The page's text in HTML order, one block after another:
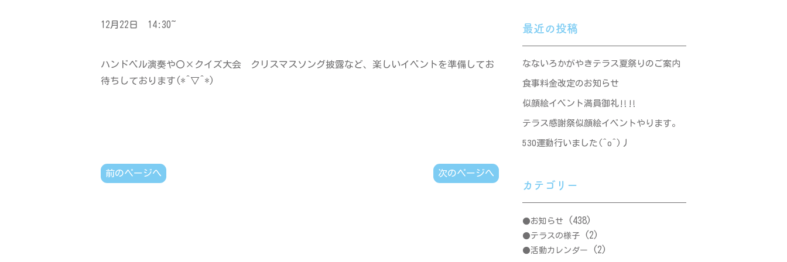
12月22日 14:30~
ハンドベル演奏や〇×クイズ大会 クリスマスソング披露など、楽しいイベントを準備してお
待ちしております(*^▽^*)
前のページへ 次のページへ
最近の投稿
なないろかがやきテラス夏祭りのご案内
食事料金改定のお知らせ
似顔絵イベント満員御礼‼‼
テラス感謝祭似顔絵イベントやります。
530運動行いました(^o^)丿
カテゴリー
お知らせ (438)
テラスの様子 (2)
活動カレンダー (2)